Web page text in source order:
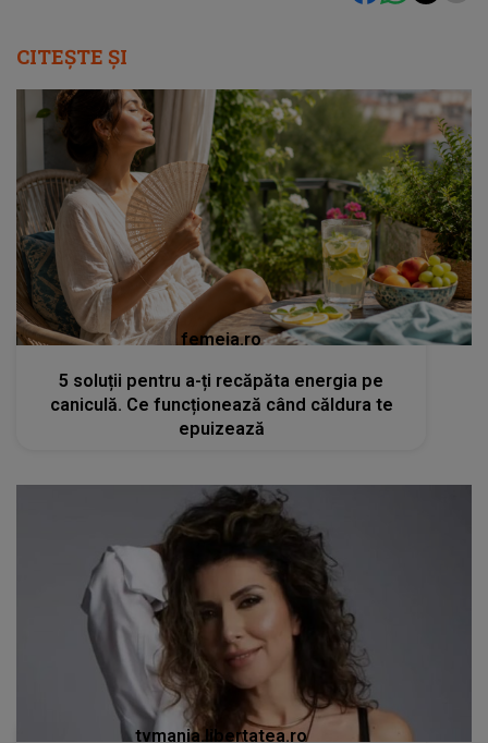
CITEȘTE ȘI
femeia.ro
5 soluții pentru a-ți recăpăta energia pe
caniculă. Ce funcționează când căldura te
epuizează
tvmania.libertatea.ro